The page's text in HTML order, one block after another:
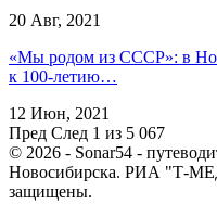
20 Авг, 2021
«Мы родом из СССР»: в
к 100-летию…
12 Июн, 2021
Пред След 1 из 5 067
© 2026 - Sonar54 -
Новосибирска. РИА "Т-
защищены.